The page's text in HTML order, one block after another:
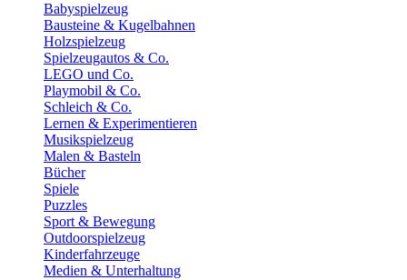
Babyspielzeug
Bausteine & Kugelbahnen
Holzspielzeug
Spielzeugautos & Co.
LEGO und Co.
Playmobil & Co.
Schleich & Co.
Lernen & Experimentieren
Musikspielzeug
Malen & Basteln
Bücher
Spiele
Puzzles
Sport & Bewegung
Outdoorspielzeug
Kinderfahrzeuge
Medien & Unterhaltung